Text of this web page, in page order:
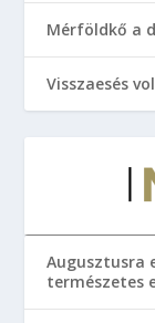
Mérföldkő a
Visszaesés
Augusztusra
természetes